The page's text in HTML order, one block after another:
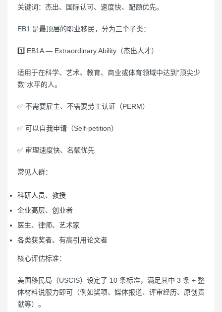
关键词：杰出、国际认可、速度快、配额优先。
EB1 是最顶层的职业移民，分为三个子类：
1️⃣ EB1A — Extraordinary Ability（杰出人才）
适用于在科学、艺术、教育、商业或体育领域中达到“顶尖少
数”水平的人。
✅ 不需要雇主、不需要劳工认证（PERM）
✅ 可以自我申请（Self-petition）
✅ 审理速度快、名额优先
常见人群：
科研人员、教授
企业高层、创业者
医生、律师、艺术家
各类获奖者、有高引用论文者
核心评估标准：
美国移民局（USCIS）设定了 10 条标准，满足其中 3 条 + 整
体材料说服力即可（例如奖项、媒体报道、评审经历、原创贡
献等）。